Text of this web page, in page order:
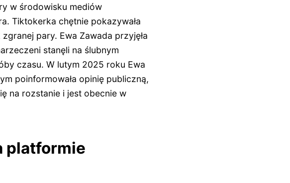
w środowisku mediów
Tiktokerka chętnie pokazywała
pary. Ewa Zawada przyjęła
stanęli na ślubnym
czasu. W lutym 2025 roku Ewa
poinformowała opinię publiczną,
na rozstanie i jest obecnie w
platformie